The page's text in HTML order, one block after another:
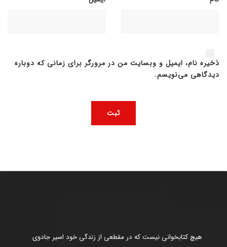
ذخیره نام، ایمیل و وبسایت من در مرورگر برای زمانی که دوباره
دیدگاهی می‌نویسم.
هیچ کتابخوانی نیست که در مقطعی از زندگی خود اسیر جادوی